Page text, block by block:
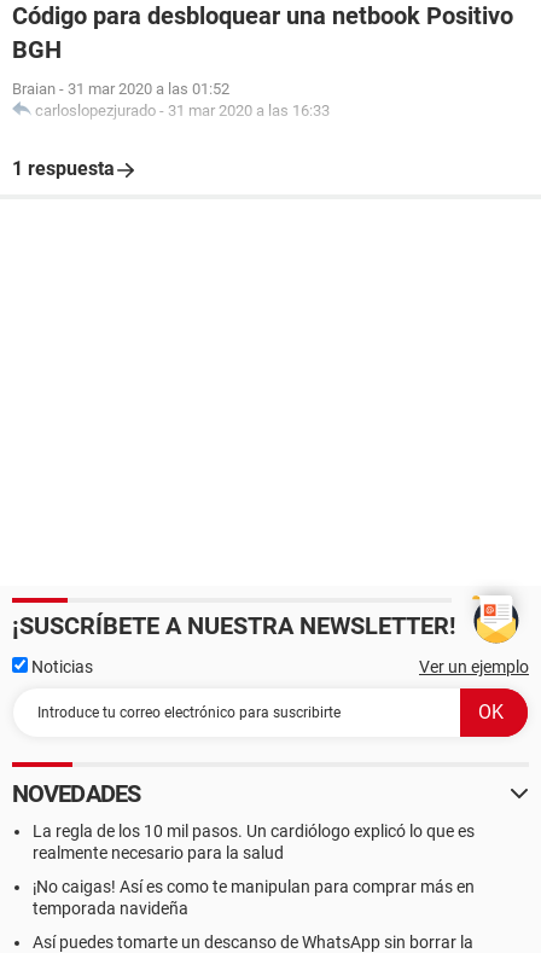
Código para desbloquear una netbook Positivo
BGH
Braian - 31 mar 2020 a las 01:52
carloslopezjurado - 31 mar 2020 a las 16:33
1 respuesta
¡SUSCRÍBETE A NUESTRA NEWSLETTER!
Noticias Ver un ejemplo
NOVEDADES
La regla de los 10 mil pasos. Un cardiólogo explicó lo que es
realmente necesario para la salud
¡No caigas! Así es como te manipulan para comprar más en
temporada navideña
Así puedes tomarte un descanso de WhatsApp sin borrar la